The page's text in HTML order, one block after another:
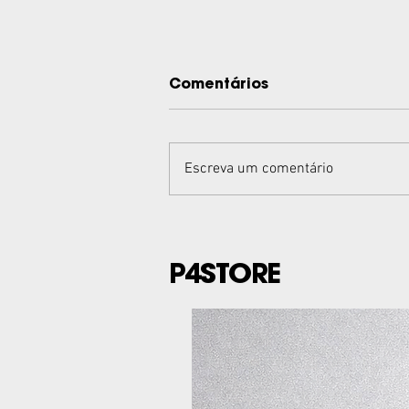
histórico no FCME
Festival
Comentários
Escreva um comentário
P4STORE